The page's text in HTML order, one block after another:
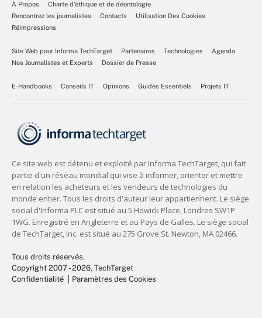
À Propos
Charte d’éthique et de déontologie
Rencontrez les journalistes
Contacts
Utilisation Des Cookies
Réimpressions
Site Web pour Informa TechTarget Partenaires Technologies
Agenda
Nos Journalistes et Experts
Dossier de Presse
E-Handbooks Conseils IT Opinions Guides Essentiels Projets IT
Tous droits réservés,
Copyright 2007 - 2026, TechTarget
Confidentialité
Paramètres des Cookies